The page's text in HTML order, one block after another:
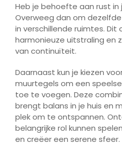
Heb je behoefte aan rust in
Overweeg dan om
in verschillende ruimtes. Dit
harmonieuze uitstraling en
van continuïteit.
Daarnaast kun je kiezen
muurtegels om een
toe te voegen. Deze
brengt balans in je huis en
plek om te ontspannen.
belangrijke rol kunnen
en creëer een serene sfeer.